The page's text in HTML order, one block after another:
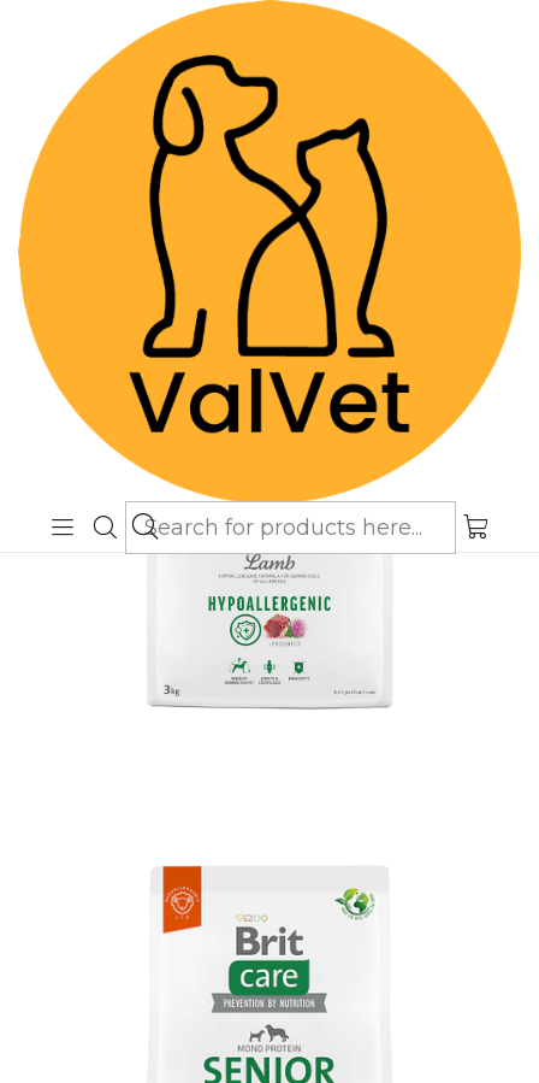
Despacho GRATIS por compras sobre
$89.990(Válido desde Coquimbo hasta Los
Lagos)
Home Alimentos y Snacks
Alimentos Super premium
Brit Care Hypo Senior Lamb 3 Kg